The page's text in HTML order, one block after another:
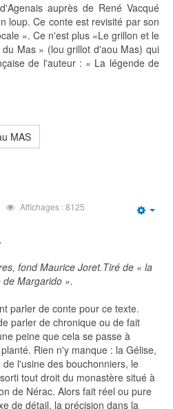
auprès de René Vacqué
loup. Ce conte est revisité par son
». Ce n'est plus «Le grillon et le
Mas » (lou grillot d'aou Mas) qui
de l'auteur : « La légende de
MAS
Affichages : 8125
fond Maurice Joret.Tiré de « la
Margarido ».
parler de conte pour ce texte.
parler de chronique ou de fait
peine que cela se passe à
Rien n'y manque : la Gélise,
l'usine des bouchonniers, le
tout droit du monastère situé à
de Nérac. Alors fait réel ou pure
de détail, la précision dans la